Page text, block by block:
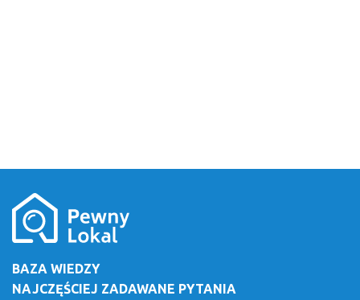
BAZA WIEDZY
NAJCZĘŚCIEJ ZADAWANE PYTANIA